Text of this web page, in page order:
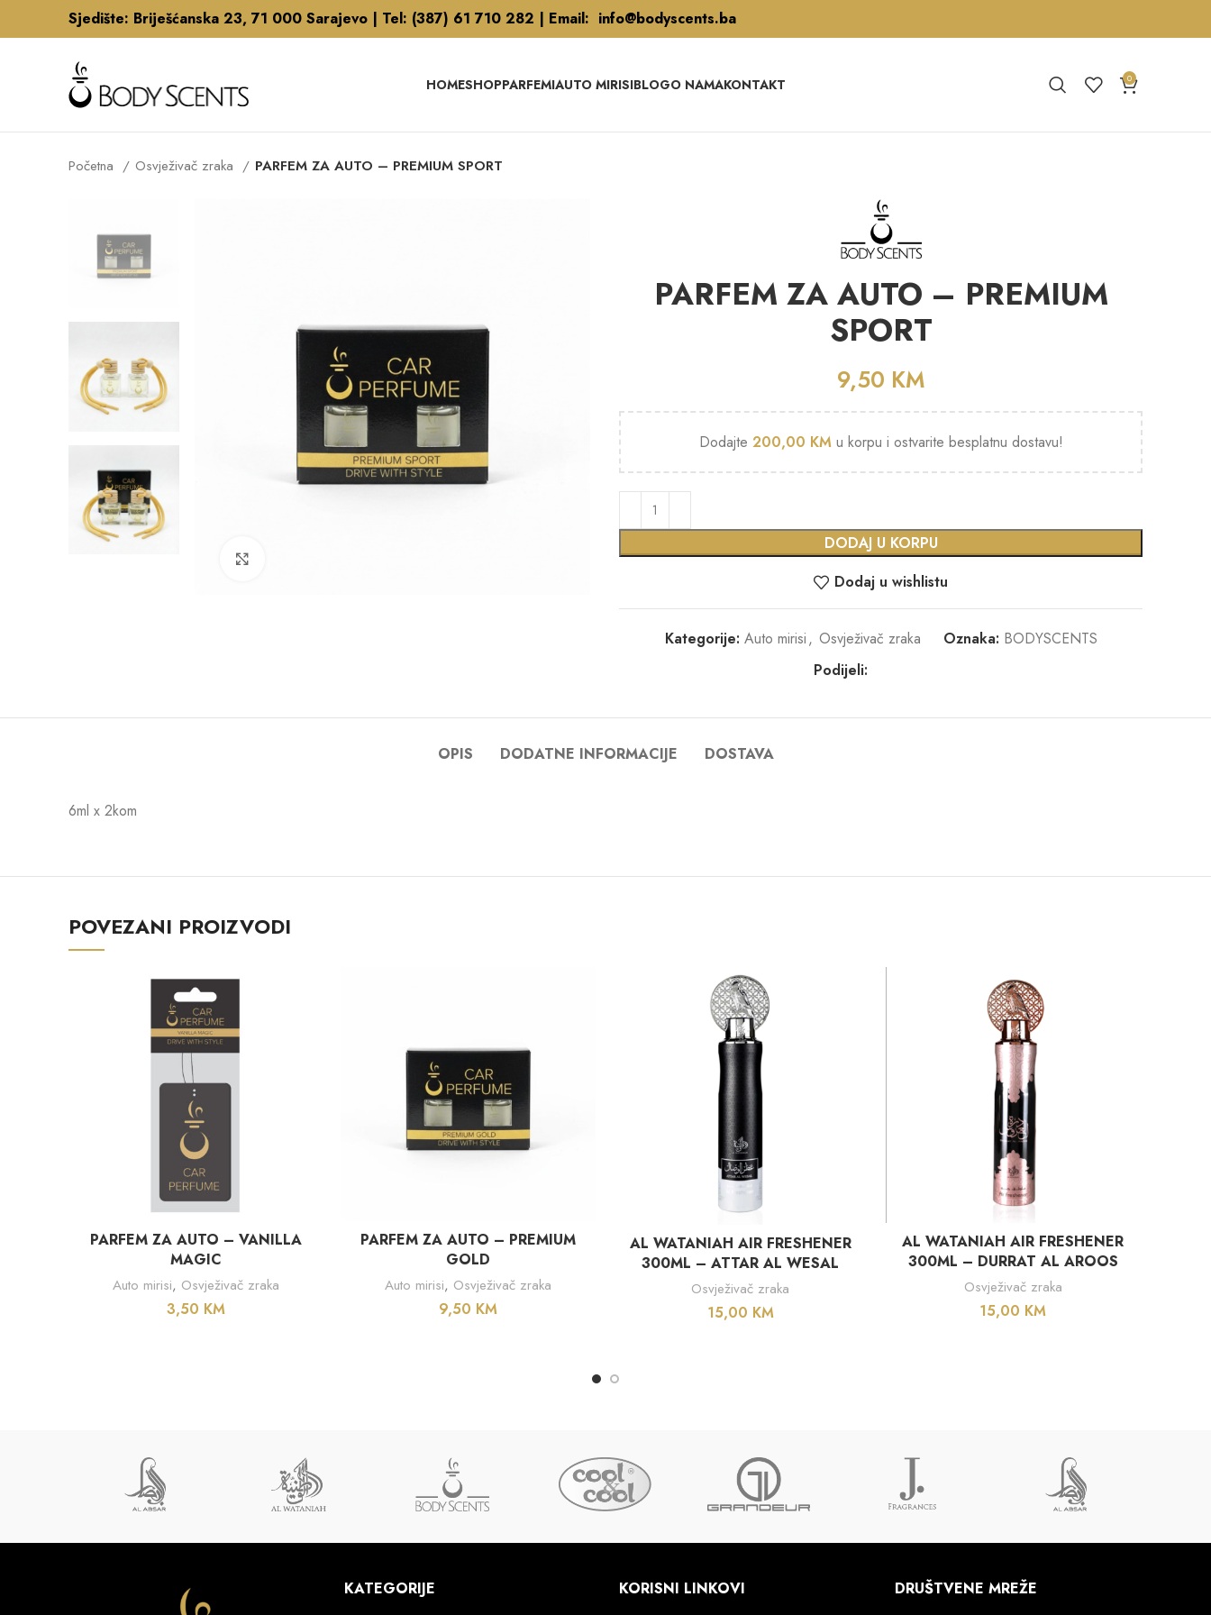
Sjedište: Briješćanska 23, 71 000 Sarajevo | Tel: (387) 61 710 282 | Email: info@bodyscents.ba
HOMESHOPPARFEMIAUTO MIRISIBLOGO NAMAKONTAKT 0
Početna Osvježivač zraka PARFEM ZA AUTO – PREMIUM SPORT
PARFEM ZA AUTO – PREMIUM
SPORT
9,50 KM
Dodajte 200,00 KMu korpu i ostvarite besplatnu dostavu!
DODAJ U KORPU
Dodaj u wishlistu
Kategorije: Auto mirisi, Osvježivač zraka Oznaka: BODYSCENTS
Podijeli:
OPIS DODATNE INFORMACIJE DOSTAVA
6ml x 2kom
POVEZANI PROIZVODI
DODAJ U KORPU
PARFEM ZA AUTO – VANILLA
MAGIC
Auto mirisi, Osvježivač zraka
3,50 KM
DODAJ U KORPU
PARFEM ZA AUTO – PREMIUM
GOLD
Auto mirisi, Osvježivač zraka
9,50 KM
DODAJ U KORPU
AL WATANIAH AIR FRESHENER
300ML – ATTAR AL WESAL
Osvježivač zraka
15,00 KM
DODAJ U KORPU
AL WATANIAH AIR FRESHENER
300ML – DURRAT AL AROOS
Osvježivač zraka
15,00 KM
KATEGORIJE KORISNI LINKOVI DRUŠTVENE MREŽE